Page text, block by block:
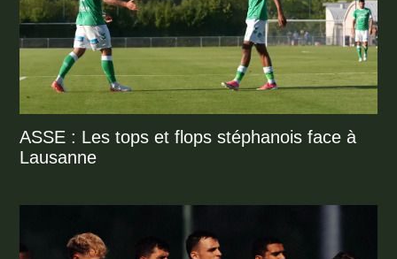
ASSE : Les tops et flops stéphanois face à
Lausanne